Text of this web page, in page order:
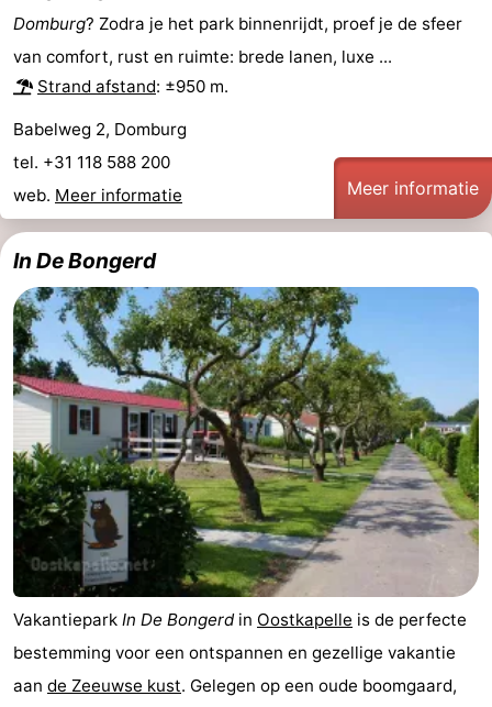
Natuur
de
-
Westkapelle
-
Natuur
bos
-
Vlissingen
-
Middelburg
Zeeuws-
Vlaanderen
-
Nieuwvliet
-
Sluis
-
Cadzand
Natuur
Zwin
Weer
Contact
Domburg? Zodra je het park binnenrijdt, proef je de sfeer
van comfort, rust en ruimte: brede lanen, luxe ...
Strand afstand: ±950 m.
Babelweg 2, Domburg
tel. +31 118 588 200
web. Meer informatie Meer informatie
In De Bongerd
Vakantiepark In De Bongerdin Oostkapelle is de perfecte
bestemming voor een ontspannen en gezellige vakantie
aan de Zeeuwse kust. Gelegen op een oude boomgaard,